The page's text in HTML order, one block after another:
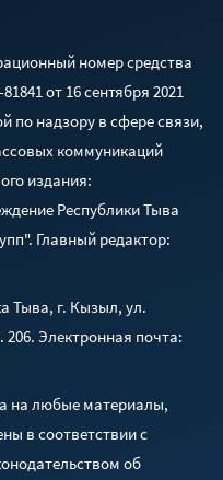
номер средства
от 16 сентября 2021
по надзору в сфере связи,
коммуникаций
издания:
Республики Тыва
Главный редактор:
Тыва, г. Кызыл, ул.
Электронная почта:
на любые материалы,
в соответствии с
об